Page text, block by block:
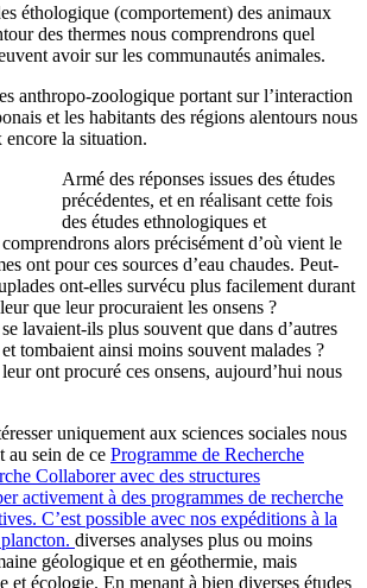
éthologique (comportement) des animaux
des thermes nous comprendrons quel
avoir sur les communautés animales.
anthropo-zoologique portant sur l’interaction
et les habitants des régions alentours nous
la situation.
Armé des réponses issues des études
précédentes, et en réalisant cette fois
des études ethnologiques et
alors précisément d’où vient le
ont pour ces sources d’eau chaudes. Peut-
ont-elles survécu plus facilement durant
que leur procuraient les onsens ?
lavaient-ils plus souvent que dans d’autres
tombaient ainsi moins souvent malades ?
ont procuré ces onsens, aujourd’hui nous
uniquement aux sciences sociales nous
au sein de ce Programme de Recherche
Collaborer avec des structures
activement à des programmes de recherche
C’est possible avec nos expéditions à la
diverses analyses plus ou moins
géologique et en géothermie, mais
et écologie. En menant à bien diverses études